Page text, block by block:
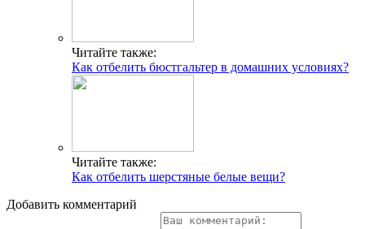
Читайте также:
Как отбелить бюстгальтер в домашних условиях?
Читайте также:
Как отбелить шерстяные белые вещи?
Добавить комментарий